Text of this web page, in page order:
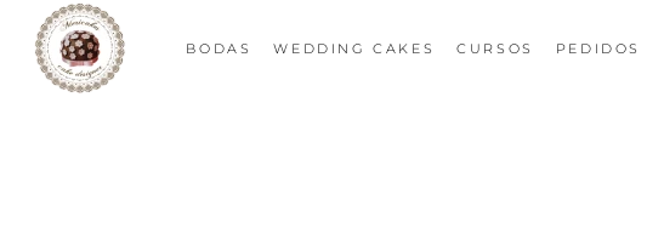
BODAS WEDDING CAKES CURSOS PEDIDOS